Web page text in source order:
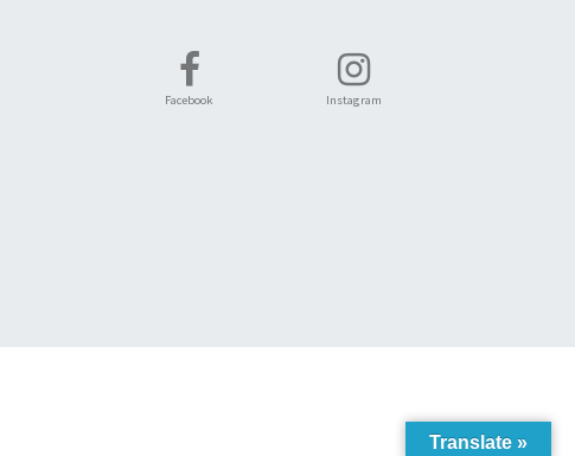
Facebook Instagram
Translate »